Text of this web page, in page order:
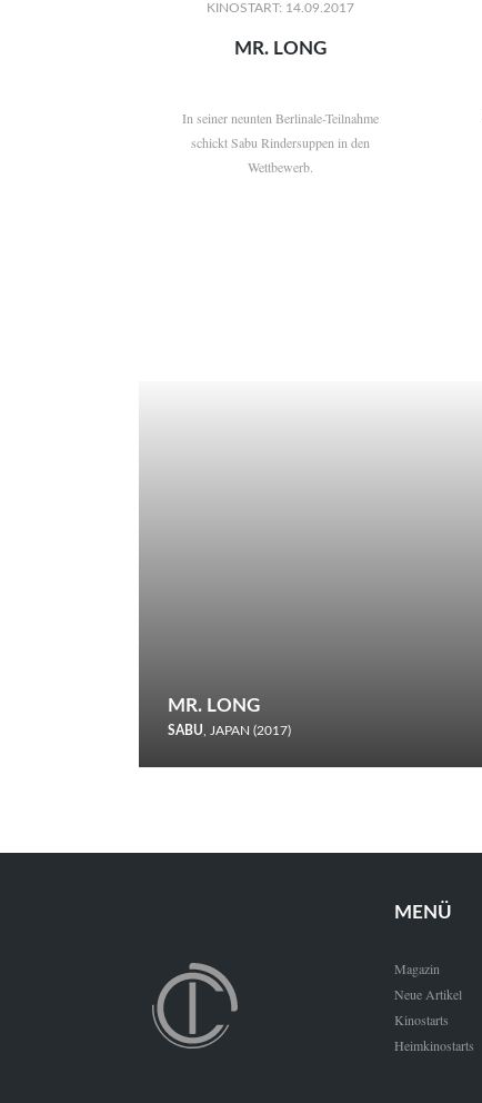
KINOSTART: 14.09.2017
MR. LONG
In seiner neunten Berlinale-Teilnahme
schickt Sabu Rindersuppen in den
Wettbewerb.
MR. LONG
SABU, JAPAN (2017)
den Wettbewerb.
MENÜ
Magazin
Neue Artikel
Kinostarts
Heimkinostarts